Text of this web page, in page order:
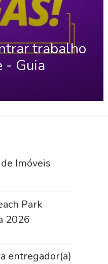
trabalho
- Guia
Imóveis
Park
2026
entregador(a)